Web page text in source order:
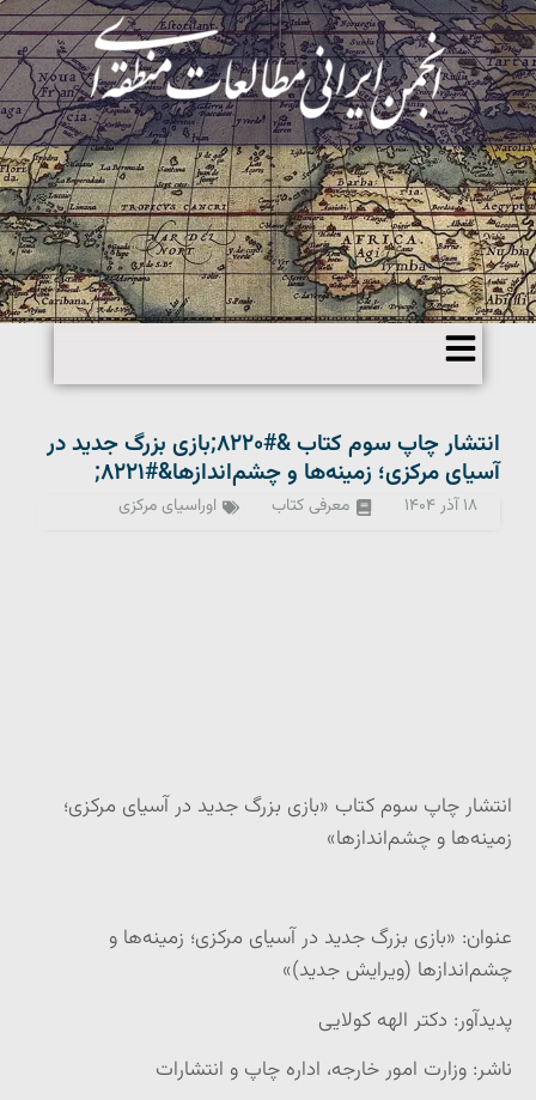
انتشار چاپ سوم کتاب &#۸۲۲۰;بازی بزرگ جدید در
آسیای مرکزی؛ زمینه‌ها و چشم‌اندازها&#۸۲۲۱;
۱۸ آذر ۱۴۰۴ معرفی کتاب اوراسیای مرکزی
انتشار چاپ سوم کتاب «بازی بزرگ جدید در آسیای مرکزی؛
زمینه‌ها و چشم‌اندازها»
عنوان: «بازی بزرگ جدید در آسیای مرکزی؛ زمینه‌ها و
چشم‌اندازها (ویرایش جدید)»
پدیدآور: دکتر الهه کولایی
ناشر: وزارت امور خارجه، اداره چاپ و انتشارات